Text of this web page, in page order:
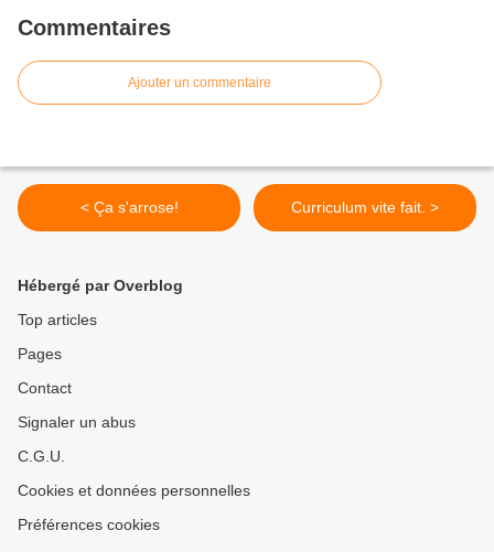
Commentaires
Ajouter un commentaire
< Ça s'arrose! Curriculum vite fait. >
Hébergé par Overblog
Top articles
Pages
Contact
Signaler un abus
C.G.U.
Cookies et données personnelles
Préférences cookies